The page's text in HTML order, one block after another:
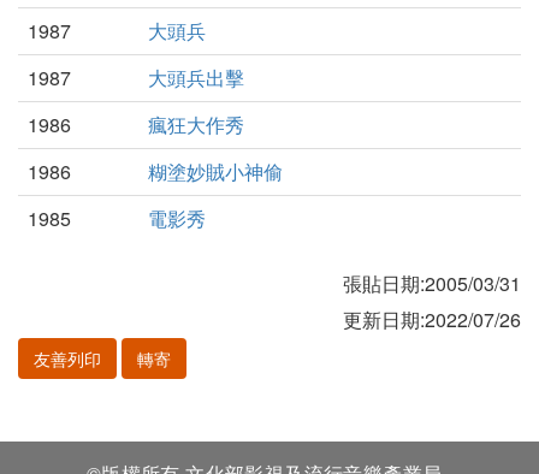
1987
大頭兵
1987
大頭兵出擊
1986
瘋狂大作秀
1986
糊塗妙賊小神偷
1985
電影秀
張貼日期:2005/03/31
更新日期:2022/07/26
友善列印 轉寄